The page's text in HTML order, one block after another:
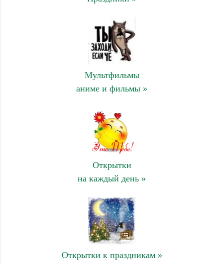
Мультфильмы
аниме и фильмы »
Открытки
на каждый день »
Открытки к праздникам »